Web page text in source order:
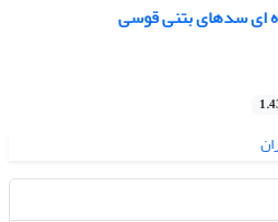
ای سدهای بتنی قوسی